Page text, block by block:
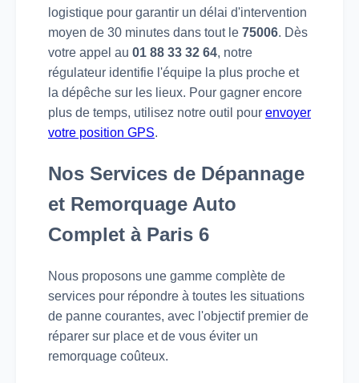
logistique pour garantir un délai d'intervention
moyen de 30 minutes dans tout le 75006. Dès
votre appel au 01 88 33 32 64, notre
régulateur identifie l'équipe la plus proche et
la dépêche sur les lieux. Pour gagner encore
plus de temps, utilisez notre outil pour envoyer
votre position GPS.
Nos Services de Dépannage
et Remorquage Auto
Complet à Paris 6
Nous proposons une gamme complète de
services pour répondre à toutes les situations
de panne courantes, avec l'objectif premier de
réparer sur place et de vous éviter un
remorquage coûteux.